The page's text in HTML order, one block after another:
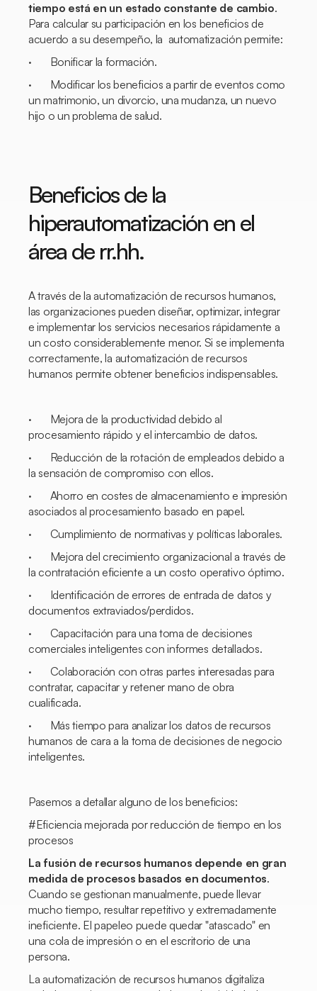
tiempo está en un estado constante de cambio.
Para calcular su participación en los beneficios de
acuerdo a su desempeño, la automatización permite:
· Bonificar la formación.
· Modificar los beneficios a partir de eventos como
un matrimonio, un divorcio, una mudanza, un nuevo
hijo o un problema de salud.
Beneficios de la
hiperautomatización en el
área de rr.hh.
A través de la automatización de recursos humanos,
las organizaciones pueden diseñar, optimizar, integrar
e implementar los servicios necesarios rápidamente a
un costo considerablemente menor. Si se implementa
correctamente, la automatización de recursos
humanos permite obtener beneficios indispensables.
· Mejora de la productividad debido al
procesamiento rápido y el intercambio de datos.
· Reducción de la rotación de empleados debido a
la sensación de compromiso con ellos.
· Ahorro en costes de almacenamiento e impresión
asociados al procesamiento basado en papel.
· Cumplimiento de normativas y políticas laborales.
· Mejora del crecimiento organizacional a través de
la contratación eficiente a un costo operativo óptimo.
· Identificación de errores de entrada de datos y
documentos extraviados/perdidos.
· Capacitación para una toma de decisiones
comerciales inteligentes con informes detallados.
· Colaboración con otras partes interesadas para
contratar, capacitar y retener mano de obra
cualificada.
· Más tiempo para analizar los datos de recursos
humanos de cara a la toma de decisiones de negocio
inteligentes.
Pasemos a detallar alguno de los beneficios:
#Eficiencia mejorada por reducción de tiempo en los
procesos
La fusión de recursos humanos depende en gran
medida de procesos basados en documentos.
Cuando se gestionan manualmente, puede llevar
mucho tiempo, resultar repetitivo y extremadamente
ineficiente. El papeleo puede quedar "atascado" en
una cola de impresión o en el escritorio de una
persona.
La automatización de recursos humanos digitaliza